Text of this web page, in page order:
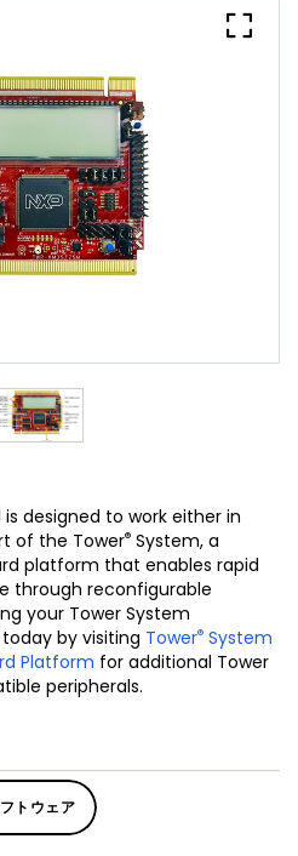
is designed to work either in
of the Tower® System, a
platform that enables rapid
through reconfigurable
your Tower System
by visiting Tower® System
Platform for additional Tower
peripherals.
トウェア